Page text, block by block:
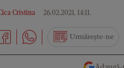
Cristina 26.02.2021, 14:11.
Urmărește-ne